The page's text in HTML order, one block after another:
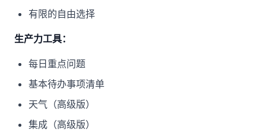
有限的自由选择
生产力工具：
每日重点问题
基本待办事项清单
天气（高级版）
集成（高级版）